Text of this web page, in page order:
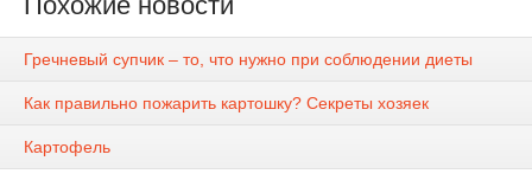
Гречневый супчик – то, что нужно при соблюдении диеты
Как правильно пожарить картошку? Секреты хозяек
Картофель